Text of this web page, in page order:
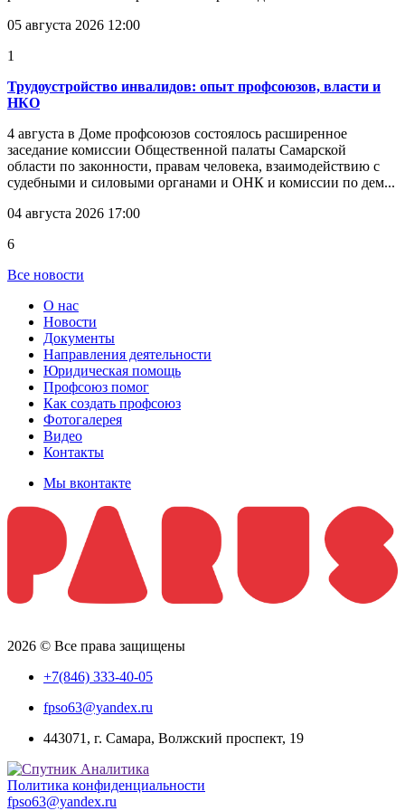
05 августа 2026 12:00
1
Трудоустройство инвалидов: опыт профсоюзов, власти и
НКО
4 августа в Доме профсоюзов состоялось расширенное
заседание комиссии Общественной палаты Самарской
области по законности, правам человека, взаимодействию с
судебными и силовыми органами и ОНК и комиссии по дем...
04 августа 2026 17:00
6
Все новости
О нас
Новости
Документы
Направления деятельности
Юридическая помощь
Профсоюз помог
Как создать профсоюз
Фотогалерея
Видео
Контакты
Мы вконтакте
2026 © Все права защищены
+7(846) 333-40-05
fpso63@yandex.ru
443071, г. Самара, Волжский проспект, 19
Политика конфиденциальности
fpso63@yandex.ru